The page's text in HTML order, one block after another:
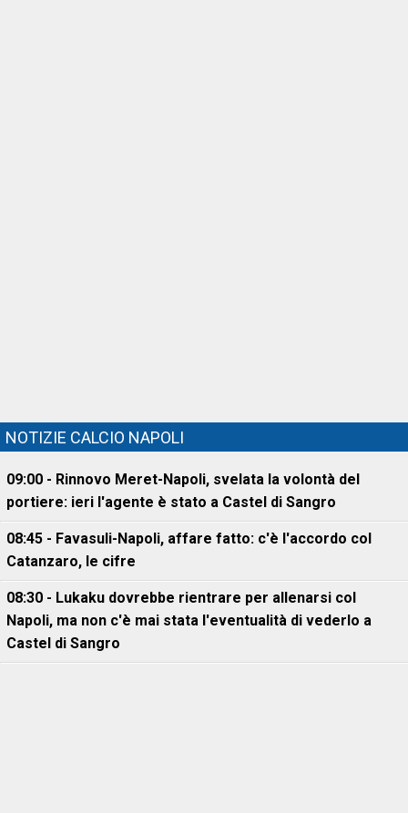
NOTIZIE CALCIO NAPOLI
09:00 - Rinnovo Meret-Napoli, svelata la volontà del
portiere: ieri l'agente è stato a Castel di Sangro
08:45 - Favasuli-Napoli, affare fatto: c'è l'accordo col
Catanzaro, le cifre
08:30 - Lukaku dovrebbe rientrare per allenarsi col
Napoli, ma non c'è mai stata l'eventualità di vederlo a
Castel di Sangro